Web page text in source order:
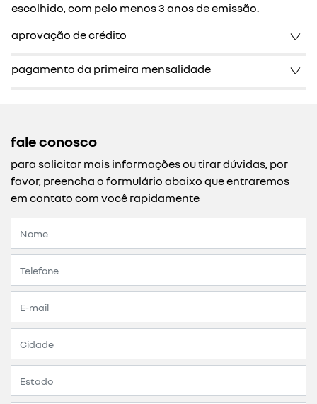
escolhido, com pelo menos 3 anos de emissão.
aprovação de crédito
pagamento da primeira mensalidade
fale conosco
para solicitar mais informações ou tirar dúvidas, por
favor, preencha o formulário abaixo que entraremos
em contato com você rapidamente